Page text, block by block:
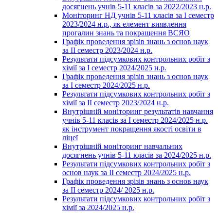
досягнень учнів 5-11 класів за 2022/2023 н.р.
Моніторинг НД учнів 5-11 класів за І семестр
2023/2024 н.р., як елемент виявлення
прогалин знань та покращення ВСЯО
Графік проведення зрізів знань з основ наук
за ІІ семестр 2023/2024 н.р.
Результати підсумкових контрольних робіт з
хімії за І семестр 2024/2025 н.р.
Графік проведення зрізів знань з основ наук
за І семестр 2024/2025 н.р.
Результати підсумкових контрольних робіт з
хімії за ІІ семестр 2023/2024 н.р.
Внутрішній моніторинг результатів навчання
учнів 5-11 класів за І семестр 2024/2025 н.р.
як інструмент покращення якості освіти в
ліцеї
Внутрішній моніторинг навчальних
досягнень учнів 5-11 класів за 2024/2025 н.р.
Результати підсумкових контрольних робіт з
основ наук за ІІ семестр 2024/2025 н.р.
Графік проведення зрізів знань з основ наук
за ІІ семестр 2024/ 2025 н.р.
Результати підсумкових контрольних робіт з
хімії за 2024/2025 н.р.